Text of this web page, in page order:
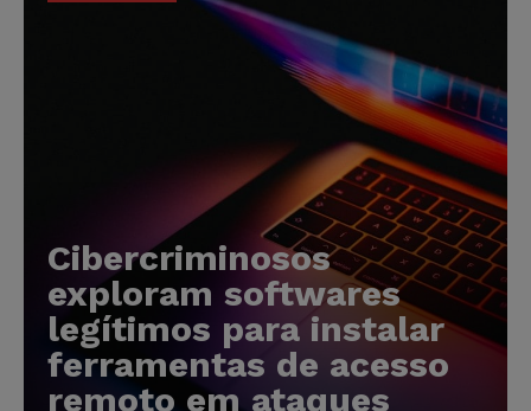
Cibercriminosos
exploram softwares
legítimos para instalar
ferramentas de acesso
remoto em ataques